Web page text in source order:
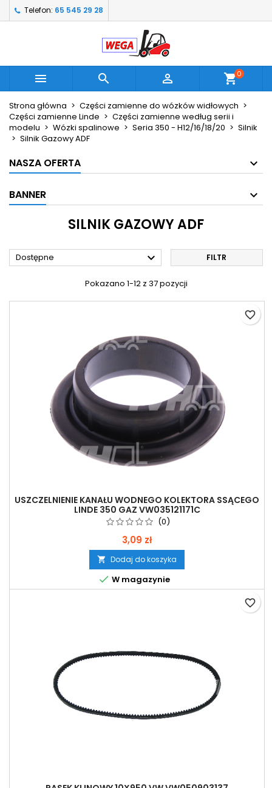
Telefon: 65 545 29 28
   shopping_cart0
Strona główna
Części zamienne do wózków widłowych
Części zamienne Linde
Części zamienne według serii i
modelu
Wózki spalinowe Seria 350 - H12/16/18/20
Silnik
Silnik Gazowy ADF
NASZA OFERTA
BANNER
SILNIK GAZOWY ADF
Dostępne  FILTR
Pokazano 1-12 z 37 pozycji
USZCZELNIENIE KANAŁU WODNEGO KOLEKTORA SSĄCEGO
LINDE 350 GAZ VW035121171C
(0)
3,09 zł
 Dodaj do koszyka
 W magazynie
favorite_border
favorite_border
My wishlists ×
Create new list
((modalTitle)) ×
((confirmMessage))
((cancelText)) ((modalDeleteText))
Utwórz listę życzeń ×
Anuluj Utwórz listę życzeń
Zaloguj się ×
Musisz być zalogowany by zapisać produkty na
swojej liście życzeń.
Anuluj Zaloguj się